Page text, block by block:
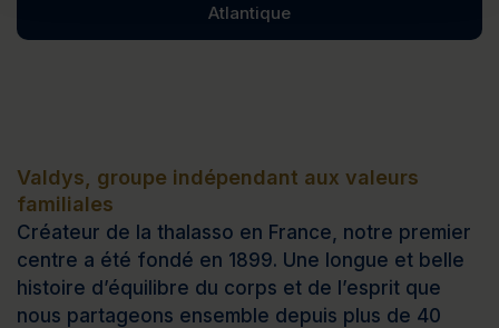
Atlantique
Valdys, groupe indépendant aux valeurs
familiales
Créateur de la thalasso en France, notre premier
centre a été fondé en 1899. Une longue et belle
histoire d’équilibre du corps et de l’esprit que
nous partageons ensemble depuis plus de 40